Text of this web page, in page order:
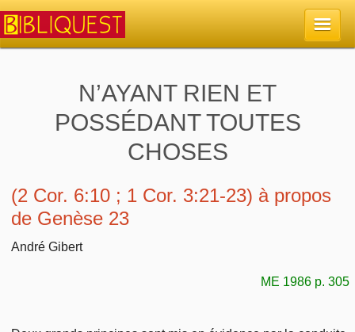
Quoi de neuf sur Bibliquest
Sujets d'actualité
La Bible
Lisez la Bible
Écoutez la Bible
N’AYANT RIEN ET
POSSÉDANT TOUTES
CHOSES
(2 Cor. 6:10 ; 1 Cor. 3:21-23) à propos
de Genèse 23
André Gibert
ME 1986 p. 305